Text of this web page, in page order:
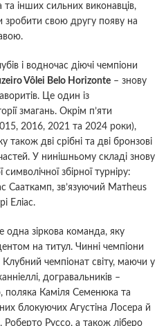
інших сильних виконавців,
зробити свою другу появу на
і водночас діючі чемпіони
Vôlei Belo Horizonte – знову
Це один із
змагань. Окрім п’яти
2016, 2021 та 2024 роки),
дві срібні та дві бронзові
У нинішньому складі знову
збірної турніру:
Сааткамп, зв’язуючий Матheus
Еліас.
одна зіркова команда, яку
на титул. Чинні чемпіони
чемпіонат світу, маючи у
догравальників –
поляка Каміля Семенюка та
блокуючих Агустіна Лосера й
Руссо, а також ліберо